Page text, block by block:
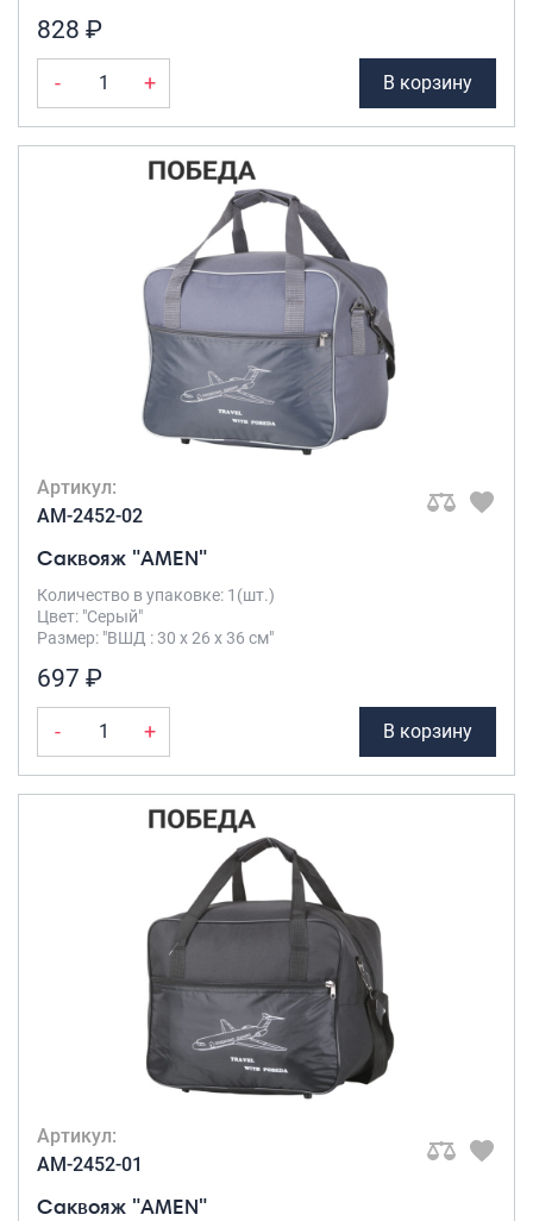
828 ₽
- + В корзину
Артикул:
AM-2452-02
Саквояж "AMEN"
Количество в упаковке: 1(шт.)
Цвет: "Серый"
Размер: "ВШД : 30 х 26 х 36 см"
697 ₽
- + В корзину
Артикул:
AM-2452-01
Саквояж "AMEN"